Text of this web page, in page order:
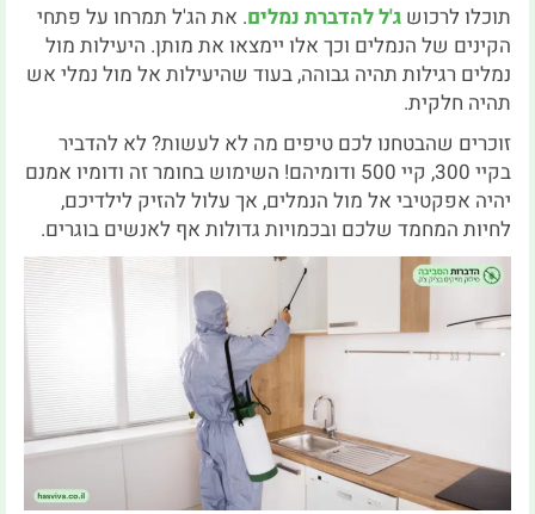
תוכלו לרכוש ג'ל להדברת נמלים. את הג'ל תמרחו על פתחי
הקינים של הנמלים וכך אלו יימצאו את מותן. היעילות מול
נמלים רגילות תהיה גבוהה, בעוד שהיעילות אל מול נמלי אש
תהיה חלקית.
זוכרים שהבטחנו לכם טיפים מה לא לעשות? לא להדביר
בקיי 300, קיי 500 ודומיהם! השימוש בחומר זה ודומיו אמנם
יהיה אפקטיבי אל מול הנמלים, אך עלול להזיק לילדיכם,
לחיות המחמד שלכם ובכמויות גדולות אף לאנשים בוגרים.